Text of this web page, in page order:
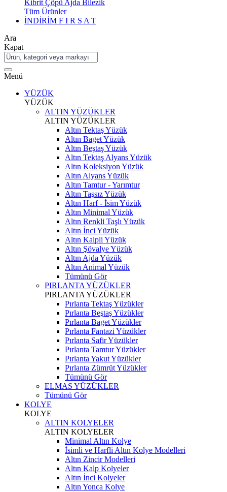
Kibrit Çöpü Ajda Bilezik
Tüm Ürünler
İNDİRİM F I R S A T
Ara
Kapat
Menü
YÜZÜK
YÜZÜK
ALTIN YÜZÜKLER
ALTIN YÜZÜKLER
Altın Tektaş Yüzük
Altın Baget Yüzük
Altın Beştaş Yüzük
Altın Tektaş Alyans Yüzük
Altın Koleksiyon Yüzük
Altın Alyans Yüzük
Altın Tamtur - Yarımtur
Altın Taşsız Yüzük
Altın Harf - İsim Yüzük
Altın Minimal Yüzük
Altın Renkli Taşlı Yüzük
Altın İnci Yüzük
Altın Kalpli Yüzük
Altın Şövalye Yüzük
Altın Ajda Yüzük
Altın Animal Yüzük
Tümünü Gör
PIRLANTA YÜZÜKLER
PIRLANTA YÜZÜKLER
Pırlanta Tektaş Yüzükler
Pırlanta Beştaş Yüzükler
Pırlanta Baget Yüzükler
Pırlanta Fantazi Yüzükler
Pırlanta Safir Yüzükler
Pırlanta Tamtur Yüzükler
Pırlanta Yakut Yüzükler
Pırlanta Zümrüt Yüzükler
Tümünü Gör
ELMAS YÜZÜKLER
Tümünü Gör
KOLYE
KOLYE
ALTIN KOLYELER
ALTIN KOLYELER
Minimal Altın Kolye
İsimli ve Harfli Altın Kolye Modelleri
Altın Zincir Modelleri
Altın Kalp Kolyeler
Altın İnci Kolyeler
Altın Yonca Kolye